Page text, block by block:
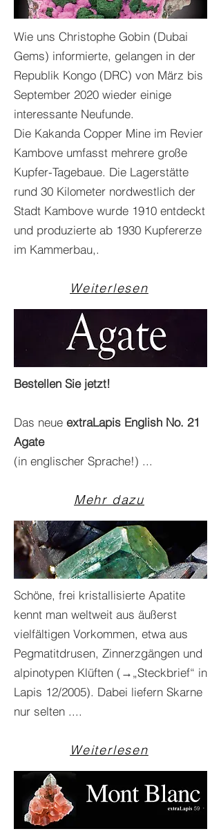
Wie uns Christophe Gobin (Dubai
Gems) informierte, gelangen in der
Republik Kongo (DRC) von März bis
September 2020 wieder einige
interessante Neufunde.
Die Kakanda Copper Mine im Revier
Kambove umfasst mehrere große
Kupfer-Tagebaue. Die Lagerstätte
rund 30 Kilometer nordwestlich der
Stadt Kambove wurde 1910 entdeckt
und produzierte ab 1930 Kupfererze
im Kammerbau,.
Weiterlesen
Bestellen Sie jetzt!
Das neue extraLapis English No. 21
Agate
(in englischer Sprache!) ...
Mehr dazu
Schöne, frei kristallisierte Apatite
kennt man weltweit aus äußerst
vielfältigen Vorkommen, etwa aus
Pegmatitdrusen, Zinnerzgängen und
alpinotypen Klüften (→„Steckbrief“ in
Lapis 12/2005). Dabei liefern Skarne
nur selten ....
Weiterlesen